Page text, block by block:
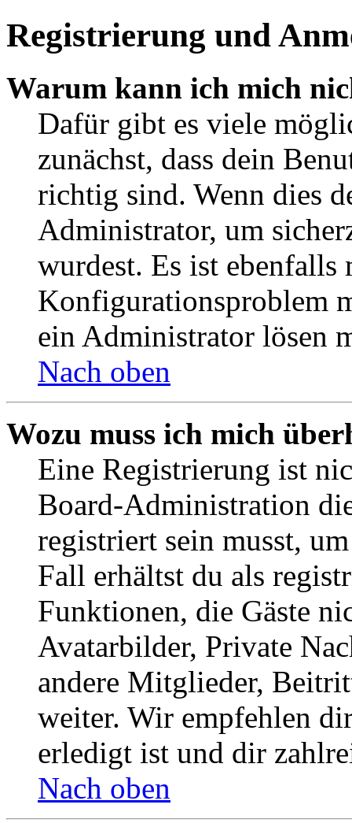
Registrierung und
Warum kann ich mich
Dafür gibt es viele
zunächst, dass dein
richtig sind. Wenn dies
Administrator, um
wurdest. Es ist ebenfalls
Konfigurationsproblem
ein Administrator lösen
Nach oben
Wozu muss ich mich
Eine Registrierung ist
Board-Administration
registriert sein musst,
Fall erhältst du als
Funktionen, die Gäste
Avatarbilder, Private
andere Mitglieder,
weiter. Wir empfehlen
erledigt ist und dir
Nach oben